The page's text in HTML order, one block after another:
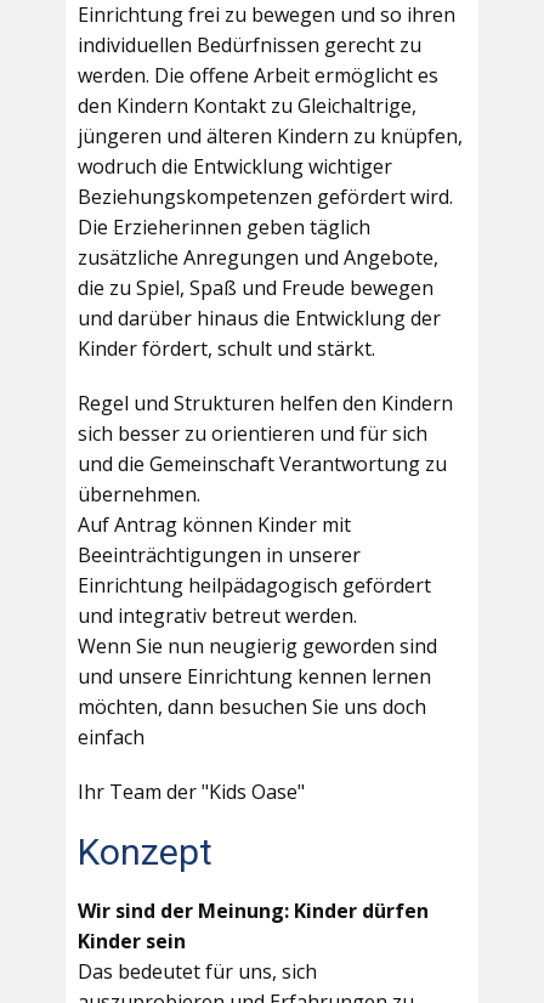
Einrichtung frei zu bewegen und so ihren
individuellen Bedürfnissen gerecht zu
werden. Die offene Arbeit ermöglicht es
den Kindern Kontakt zu Gleichaltrige,
jüngeren und älteren Kindern zu knüpfen,
wodruch die Entwicklung wichtiger
Beziehungskompetenzen gefördert wird.
Die Erzieherinnen geben täglich
zusätzliche Anregungen und Angebote,
die zu Spiel, Spaß und Freude bewegen
und darüber hinaus die Entwicklung der
Kinder fördert, schult und stärkt.
Regel und Strukturen helfen den Kindern
sich besser zu orientieren und für sich
und die Gemeinschaft Verantwortung zu
übernehmen.
Auf Antrag können Kinder mit
Beeinträchtigungen in unserer
Einrichtung heilpädagogisch gefördert
und integrativ betreut werden.
Wenn Sie nun neugierig geworden sind
und unsere Einrichtung kennen lernen
möchten, dann besuchen Sie uns doch
einfach
Ihr Team der "Kids Oase"
Konzept
Wir sind der Meinung: Kinder dürfen
Kinder sein
Das bedeutet für uns, sich